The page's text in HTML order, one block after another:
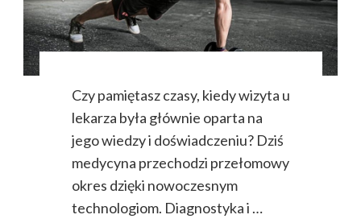
Czy pamiętasz czasy, kiedy wizyta u
lekarza była głównie oparta na
jego wiedzy i doświadczeniu? Dziś
medycyna przechodzi przełomowy
okres dzięki nowoczesnym
technologiom. Diagnostyka i …